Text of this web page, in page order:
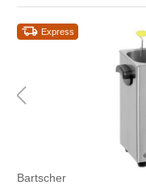
Express
Bartscher